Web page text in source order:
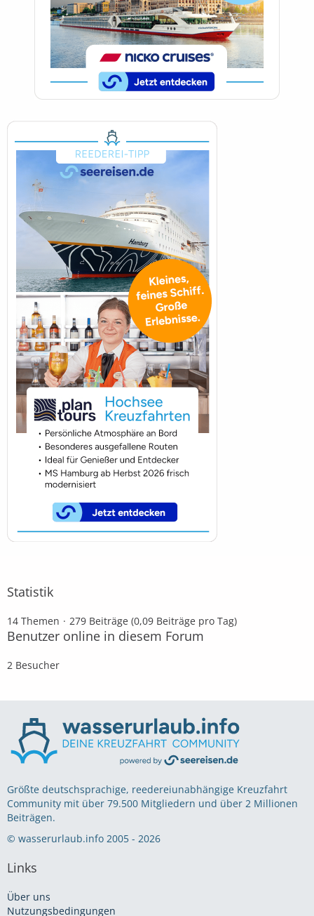
Statistik
14 Themen 279 Beiträge (0,09 Beiträge pro Tag)
Benutzer online in diesem Forum
2 Besucher
Größte deutschsprachige, reedereiunabhängige Kreuzfahrt
Community mit über 79.500 Mitgliedern und über 2 Millionen
Beiträgen.
© wasserurlaub.info 2005 - 2026
Links
Über uns
Nutzungsbedingungen